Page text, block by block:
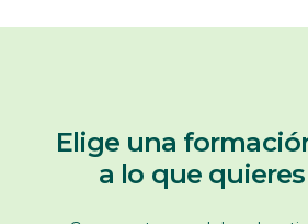
Elige una
a lo que